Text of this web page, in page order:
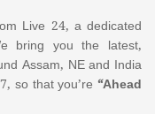
Live 24, a dedicated
bring you the latest,
Assam, NE and India
so that you’re “Ahead